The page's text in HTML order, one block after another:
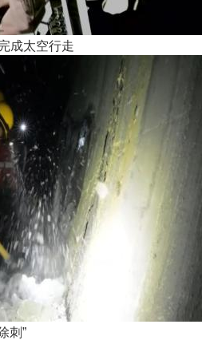
成太空行走
刺”